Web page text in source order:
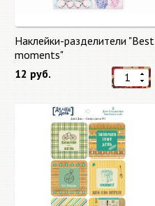
Наклейки-разделители "Best
moments"
12 руб.